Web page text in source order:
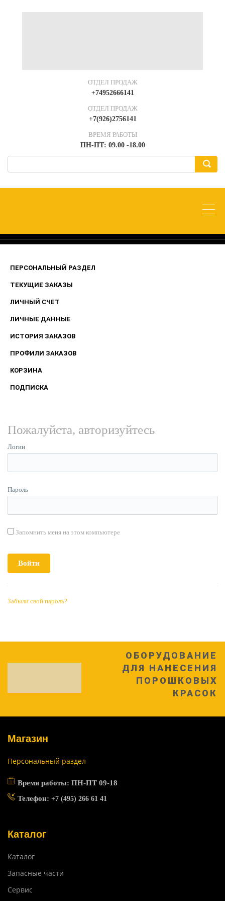
ОТДЕЛ ПРОДАЖ
+74952666141
ОТДЕЛ ПРОДАЖ
+7(926)2756141
ВРЕМЯ РАБОТЫ
ПН-ПТ: 09.00 -18.00
ПЕРСОНАЛЬНЫЙ РАЗДЕЛ
ТЕКУЩИЕ ЗАКАЗЫ
ЛИЧНЫЙ СЧЕТ
ЛИЧНЫЕ ДАННЫЕ
ИСТОРИЯ ЗАКАЗОВ
ПРОФИЛИ ЗАКАЗОВ
КОРЗИНА
ПОДПИСКА
Пожалуйста, авторизуйтесь
Логин
Пароль
Запомнить меня на этом компьютере
Забыли свой пароль?
ОБОРУДОВАНИЕ
ДЛЯ НАНЕСЕНИЯ
ПОРОШКОВЫХ
КРАСОК
Магазин
Персональный раздел
Время работы: ПН-ПТ 09-18
Телефон: +7 (495) 266 61 41
Каталог
Каталог
Запасные части
Сервис